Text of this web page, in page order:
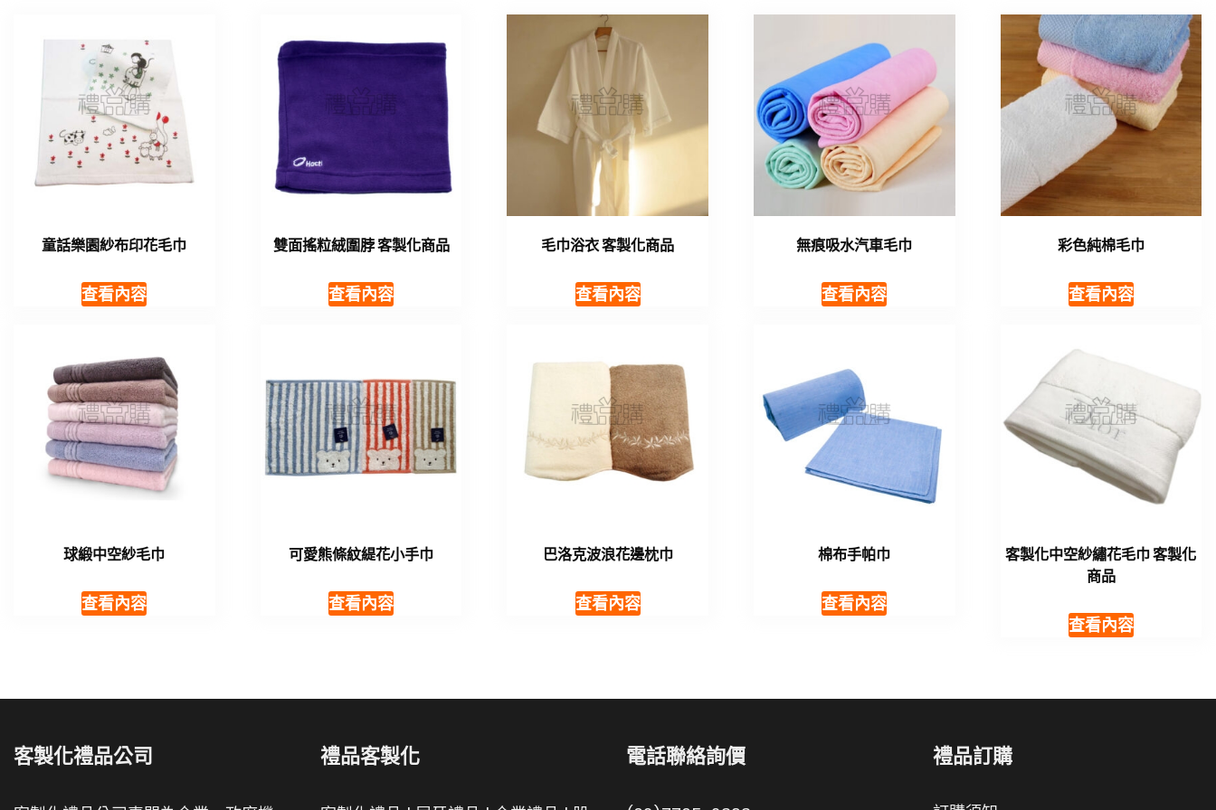
童話樂園紗布印花毛巾
查看內容
雙面搖粒絨圍脖 客製化商品
查看內容
毛巾浴衣 客製化商品
查看內容
無痕吸水汽車毛巾
查看內容
彩色純棉毛巾
查看內容
球緞中空紗毛巾
查看內容
可愛熊條紋緹花小手巾
查看內容
巴洛克波浪花邊枕巾
查看內容
棉布手帕巾
查看內容
客製化中空紗繡花毛巾 客製化
商品
查看內容
客製化禮品公司 禮品客製化 電話聯絡詢價 禮品訂購